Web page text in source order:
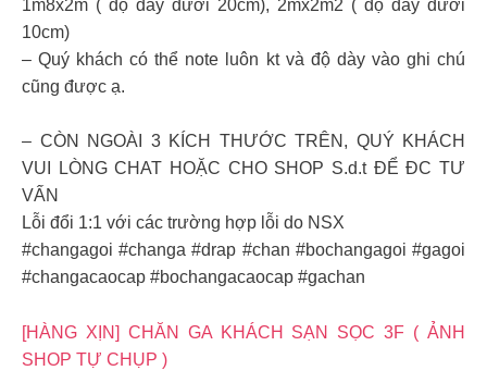
1m8x2m ( độ dày dưới 20cm), 2mx2m2 ( độ dày dưới
10cm)
– Quý khách có thể note luôn kt và độ dày vào ghi chú
cũng được ạ.
– CÒN NGOÀI 3 KÍCH THƯỚC TRÊN, QUÝ KHÁCH
VUI LÒNG CHAT HOẶC CHO SHOP S.d.t ĐỂ ĐC TƯ
VẤN
Lỗi đổi 1:1 với các trường hợp lỗi do NSX
#changagoi #changa #drap #chan #bochangagoi #gagoi
#changacaocap #bochangacaocap #gachan
[HÀNG XỊN] CHĂN GA KHÁCH SẠN SỌC 3F ( ẢNH
SHOP TỰ CHỤP )